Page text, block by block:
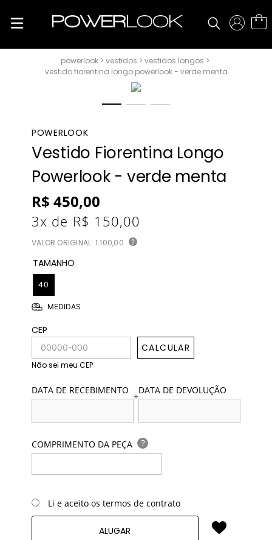
vestidos
vestidos longos
vestido fiorentina longo powerlook - verde menta
POWERLOOK
Vestido Fiorentina Longo
Powerlook - verde menta
R$ 450,00
3x de R$ 150,00
VALOR ORIGINAL: 1.100,00 ?
TAMANHO
40
MEDIDAS
CEP
CALCULAR
Não sei meu CEP
DATA DE RECEBIMENTO +DATA DE DEVOLUÇÃO
COMPRIMENTO DA PEÇA ?
Li e aceito os termos de contrato
ALUGAR